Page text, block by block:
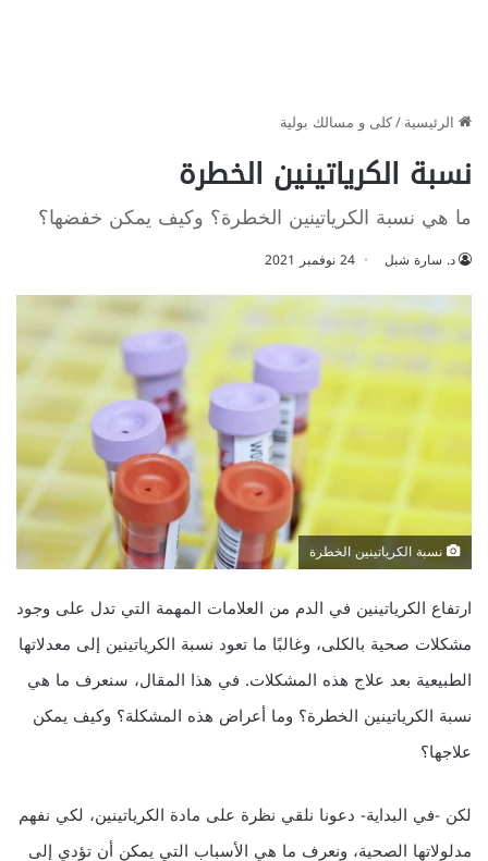
الرئيسية/كلى و مسالك بولية
نسبة الكرياتينين الخطرة
ما هي نسبة الكرياتينين الخطرة؟ وكيف يمكن خفضها؟
د. سارة شبل 24 نوفمبر 2021
نسبة الكرياتينين الخطرة
ارتفاع الكرياتينين في الدم من العلامات المهمة التي تدل على وجود
مشكلات صحية بالكلى، وغالبًا ما تعود نسبة الكرياتينين إلى معدلاتها
الطبيعية بعد علاج هذه المشكلات. في هذا المقال، سنعرف ما هي
نسبة الكرياتينين الخطرة؟ وما أعراض هذه المشكلة؟ وكيف يمكن
علاجها؟
لكن -في البداية- دعونا نلقي نظرة على مادة الكرياتينين، لكي نفهم
مدلولاتها الصحية، ونعرف ما هي الأسباب التي يمكن أن تؤدي إلى